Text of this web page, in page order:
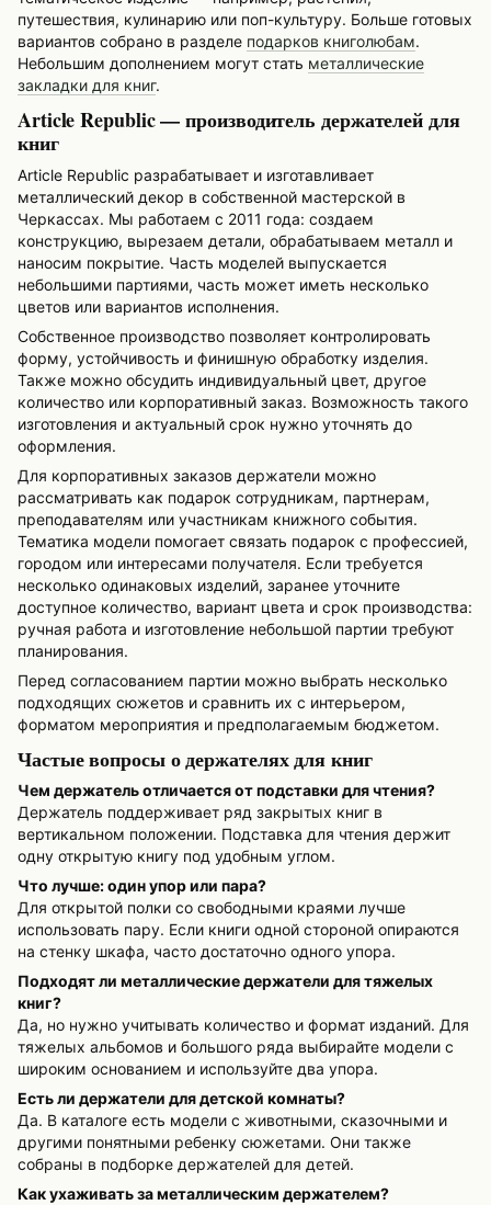
путешествия, кулинарию или поп-культуру. Больше готовых
вариантов собрано в разделе подарков книголюбам.
Небольшим дополнением могут стать металлические
закладки для книг.
Article Republic — производитель держателей для
книг
Article Republic разрабатывает и изготавливает
металлический декор в собственной мастерской в
Черкассах. Мы работаем с 2011 года: создаем
конструкцию, вырезаем детали, обрабатываем металл и
наносим покрытие. Часть моделей выпускается
небольшими партиями, часть может иметь несколько
цветов или вариантов исполнения.
Собственное производство позволяет контролировать
форму, устойчивость и финишную обработку изделия.
Также можно обсудить индивидуальный цвет, другое
количество или корпоративный заказ. Возможность такого
изготовления и актуальный срок нужно уточнять до
оформления.
Для корпоративных заказов держатели можно
рассматривать как подарок сотрудникам, партнерам,
преподавателям или участникам книжного события.
Тематика модели помогает связать подарок с профессией,
городом или интересами получателя. Если требуется
несколько одинаковых изделий, заранее уточните
доступное количество, вариант цвета и срок производства:
ручная работа и изготовление небольшой партии требуют
планирования.
Перед согласованием партии можно выбрать несколько
подходящих сюжетов и сравнить их с интерьером,
форматом мероприятия и предполагаемым бюджетом.
Частые вопросы о держателях для книг
Чем держатель отличается от подставки для чтения?
Держатель поддерживает ряд закрытых книг в
вертикальном положении. Подставка для чтения держит
одну открытую книгу под удобным углом.
Что лучше: один упор или пара?
Для открытой полки со свободными краями лучше
использовать пару. Если книги одной стороной опираются
на стенку шкафа, часто достаточно одного упора.
Подходят ли металлические держатели для тяжелых
книг?
Да, но нужно учитывать количество и формат изданий. Для
тяжелых альбомов и большого ряда выбирайте модели с
широким основанием и используйте два упора.
Есть ли держатели для детской комнаты?
Да. В каталоге есть модели с животными, сказочными и
другими понятными ребенку сюжетами. Они также
собраны в подборке держателей для детей.
Как ухаживать за металлическим держателем?